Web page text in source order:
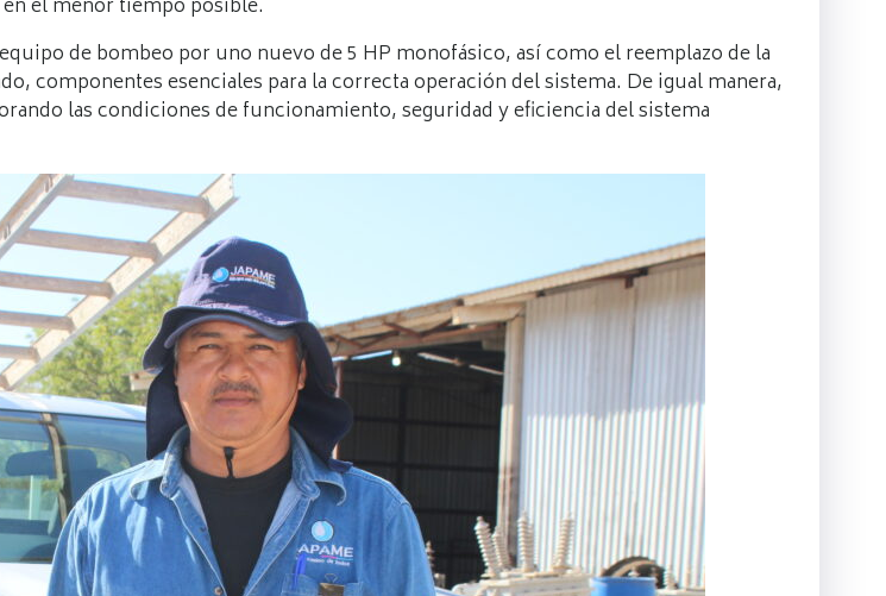
el menor tiempo posible.
de bombeo por uno nuevo de 5 HP monofásico, así como el reemplazo de la
componentes esenciales para la correcta operación del sistema. De igual manera,
las condiciones de funcionamiento, seguridad y eficiencia del sistema